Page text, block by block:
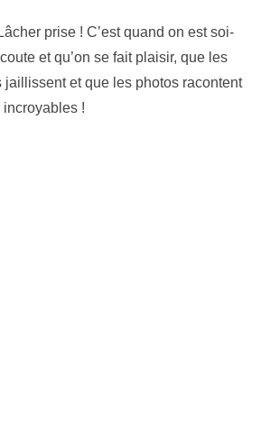
Lâcher prise ! C’est quand on est soi-
et qu’on se fait plaisir, que les
et que les photos racontent
incroyables !